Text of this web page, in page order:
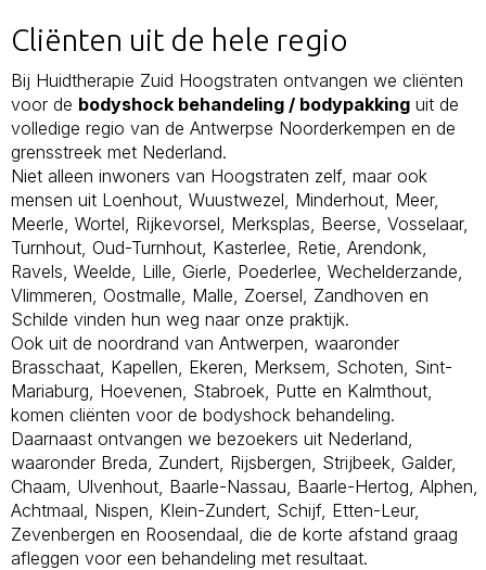
Cliënten uit de hele regio
Bij Huidtherapie Zuid Hoogstraten ontvangen we cliënten
voor de bodyshock behandeling / bodypakking uit de
volledige regio van de Antwerpse Noorderkempen en de
grensstreek met Nederland.
Niet alleen inwoners van Hoogstraten zelf, maar ook
mensen uit Loenhout, Wuustwezel, Minderhout, Meer,
Meerle, Wortel, Rijkevorsel, Merksplas, Beerse, Vosselaar,
Turnhout, Oud-Turnhout, Kasterlee, Retie, Arendonk,
Ravels, Weelde, Lille, Gierle, Poederlee, Wechelderzande,
Vlimmeren, Oostmalle, Malle, Zoersel, Zandhoven en
Schilde vinden hun weg naar onze praktijk.
Ook uit de noordrand van Antwerpen, waaronder
Brasschaat, Kapellen, Ekeren, Merksem, Schoten, Sint-
Mariaburg, Hoevenen, Stabroek, Putte en Kalmthout,
komen cliënten voor de bodyshock behandeling.
Daarnaast ontvangen we bezoekers uit Nederland,
waaronder Breda, Zundert, Rijsbergen, Strijbeek, Galder,
Chaam, Ulvenhout, Baarle-Nassau, Baarle-Hertog, Alphen,
Achtmaal, Nispen, Klein-Zundert, Schijf, Etten-Leur,
Zevenbergen en Roosendaal, die de korte afstand graag
afleggen voor een behandeling met resultaat.